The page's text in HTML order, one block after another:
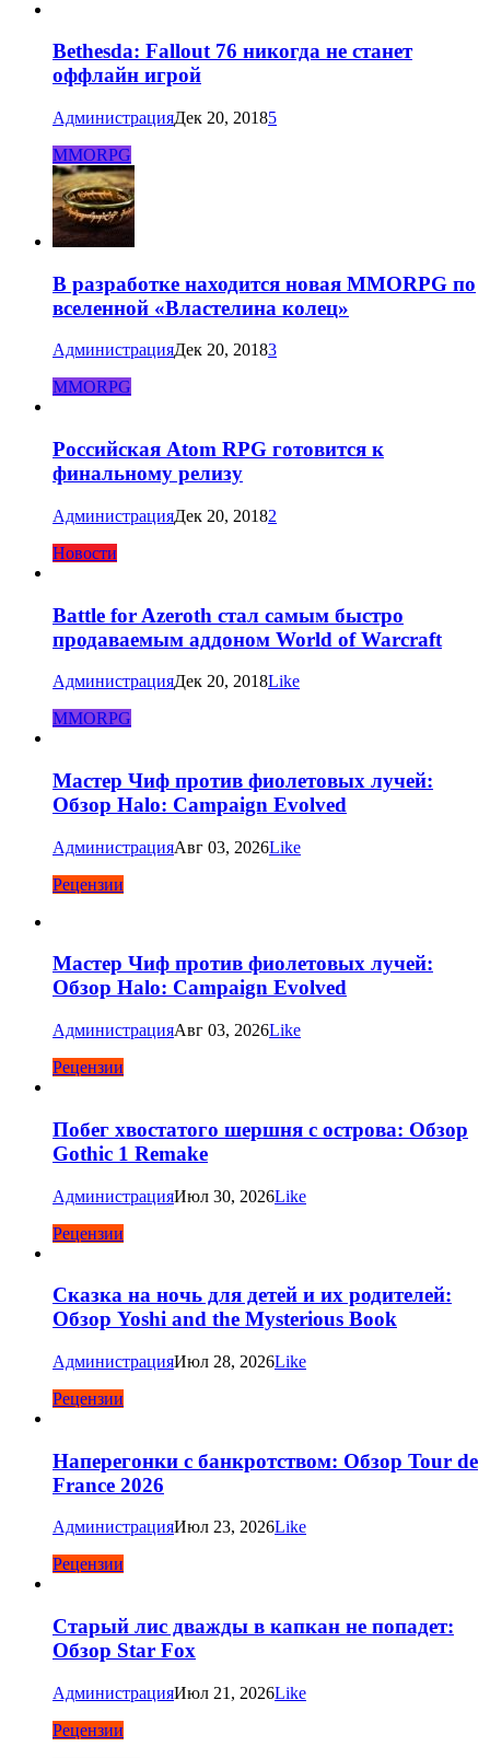
Bethesda: Fallout 76 никогда не станет
оффлайн игрой
АдминистрацияДек 20, 20185
MMORPG
В разработке находится новая MMORPG по
вселенной «Властелина колец»
АдминистрацияДек 20, 20183
MMORPG
Российская Atom RPG готовится к
финальному релизу
АдминистрацияДек 20, 20182
Новости
Battle for Azeroth стал самым быстро
продаваемым аддоном World of Warcraft
АдминистрацияДек 20, 2018Like
MMORPG
Мастер Чиф против фиолетовых лучей:
Обзор Halo: Campaign Evolved
АдминистрацияАвг 03, 2026Like
Рецензии
Мастер Чиф против фиолетовых лучей:
Обзор Halo: Campaign Evolved
АдминистрацияАвг 03, 2026Like
Рецензии
Побег хвостатого шершня с острова: Обзор
Gothic 1 Remake
АдминистрацияИюл 30, 2026Like
Рецензии
Сказка на ночь для детей и их родителей:
Обзор Yoshi and the Mysterious Book
АдминистрацияИюл 28, 2026Like
Рецензии
Наперегонки с банкротством: Обзор Tour de
France 2026
АдминистрацияИюл 23, 2026Like
Рецензии
Старый лис дважды в капкан не попадет:
Обзор Star Fox
АдминистрацияИюл 21, 2026Like
Рецензии